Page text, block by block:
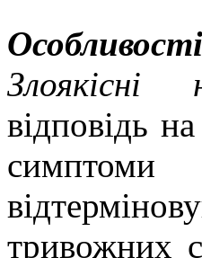
відповідь
симптоми
тривожних